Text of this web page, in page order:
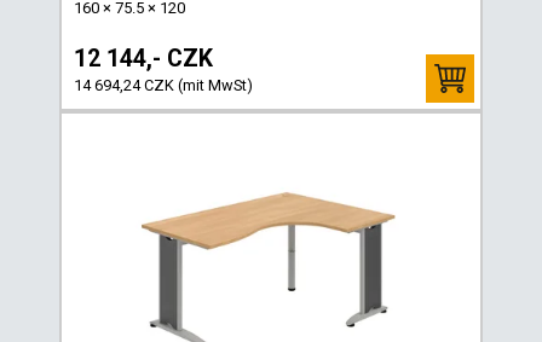
160 × 75.5 × 120
12 144,- CZK
14 694,24 CZK (mit MwSt)